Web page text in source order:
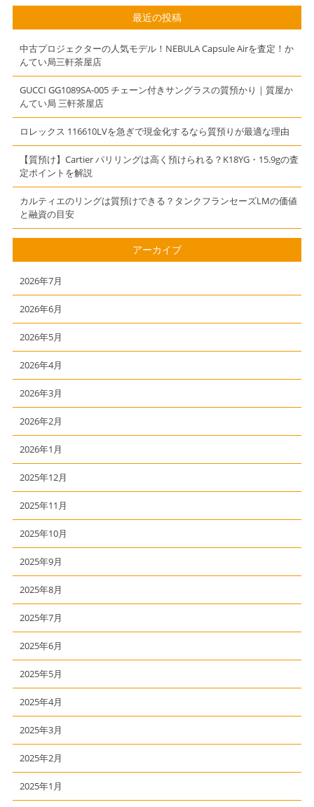
す！初めての方
インターネット
限定 初月質料
1％今日まで！
んてい局 三軒
茶屋店
最近の投稿
中古プロジェクターの人気モデル！NEBULA Capsule Airを査定！か
んてい局三軒茶屋店
GUCCI GG1089SA-005 チェーン付きサングラスの質預かり｜質屋か
んてい局 三軒茶屋店
ロレックス 116610LVを急ぎで現金化するなら質預りが最適な理由
【質預け】Cartier パリリングは高く預けられる？K18YG・15.9gの査
定ポイントを解説
カルティエのリングは質預けできる？タンクフランセーズLMの価値
と融資の目安
アーカイブ
2026年7月
2026年6月
2026年5月
2026年4月
2026年3月
2026年2月
2026年1月
2025年12月
2025年11月
2025年10月
2025年9月
2025年8月
2025年7月
2025年6月
2025年5月
2025年4月
2025年3月
2025年2月
2025年1月